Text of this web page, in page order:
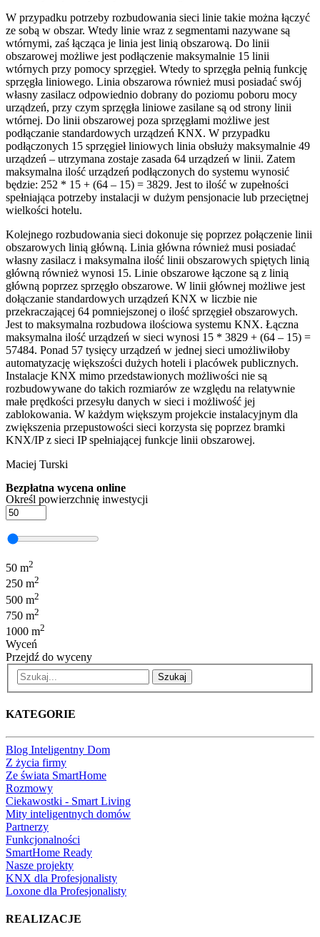
W przypadku potrzeby rozbudowania sieci linie takie można łączyć
ze sobą w obszar. Wtedy linie wraz z segmentami nazywane są
wtórnymi, zaś łącząca je linia jest linią obszarową. Do linii
obszarowej możliwe jest podłączenie maksymalnie 15 linii
wtórnych przy pomocy sprzęgieł. Wtedy to sprzęgła pełnią funkcję
sprzęgła liniowego. Linia obszarowa również musi posiadać swój
własny zasilacz odpowiednio dobrany do poziomu poboru mocy
urządzeń, przy czym sprzęgła liniowe zasilane są od strony linii
wtórnej. Do linii obszarowej poza sprzęgłami możliwe jest
podłączanie standardowych urządzeń KNX. W przypadku
podłączonych 15 sprzęgieł liniowych linia obsłuży maksymalnie 49
urządzeń – utrzymana zostaje zasada 64 urządzeń w linii. Zatem
maksymalna ilość urządzeń podłączonych do systemu wynosić
będzie: 252 * 15 + (64 – 15) = 3829. Jest to ilość w zupełności
spełniająca potrzeby instalacji w dużym pensjonacie lub przeciętnej
wielkości hotelu.
Kolejnego rozbudowania sieci dokonuje się poprzez połączenie linii
obszarowych linią główną. Linia główna również musi posiadać
własny zasilacz i maksymalna ilość linii obszarowych spiętych linią
główną również wynosi 15. Linie obszarowe łączone są z linią
główną poprzez sprzęgło obszarowe. W linii głównej możliwe jest
dołączanie standardowych urządzeń KNX w liczbie nie
przekraczającej 64 pomniejszonej o ilość sprzęgieł obszarowych.
Jest to maksymalna rozbudowa ilościowa systemu KNX. Łączna
maksymalna ilość urządzeń w sieci wynosi 15 * 3829 + (64 – 15) =
57484. Ponad 57 tysięcy urządzeń w jednej sieci umożliwiłoby
automatyzację większości dużych hoteli i placówek publicznych.
Instalacje KNX mimo przedstawionych możliwości nie są
rozbudowywane do takich rozmiarów ze względu na relatywnie
małe prędkości przesyłu danych w sieci i możliwość jej
zablokowania. W każdym większym projekcie instalacyjnym dla
zwiększenia przepustowości sieci korzysta się poprzez bramki
KNX/IP z sieci IP spełniającej funkcje linii obszarowej.
Maciej Turski
Bezpłatna wycena online
Określ powierzchnię inwestycji
50 m2
250 m2
500 m2
750 m2
1000 m2
Wyceń
Przejdź do wyceny
Szukaj
KATEGORIE
Blog Inteligentny Dom
Z życia firmy
Ze świata SmartHome
Rozmowy
Ciekawostki - Smart Living
Mity inteligentnych domów
Partnerzy
Funkcjonalności
SmartHome Ready
Nasze projekty
KNX dla Profesjonalisty
Loxone dla Profesjonalisty
REALIZACJE